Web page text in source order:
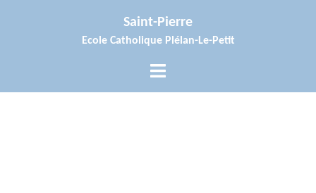
Saint-Pierre
Ecole Catholique Plélan-Le-Petit
Ouvrir/fermer